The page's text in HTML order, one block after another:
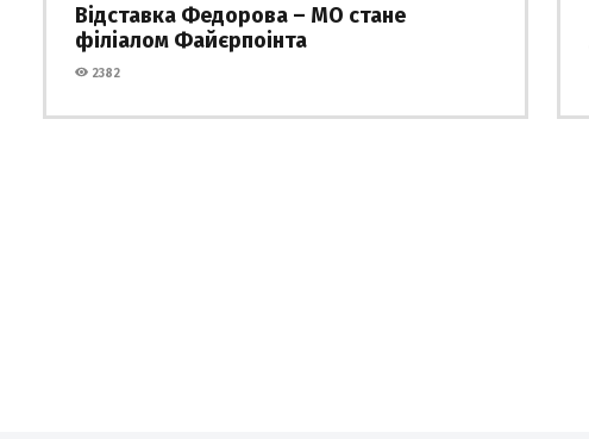
Відставка Федорова – МО стане
філіалом Файєрпоінта
2382